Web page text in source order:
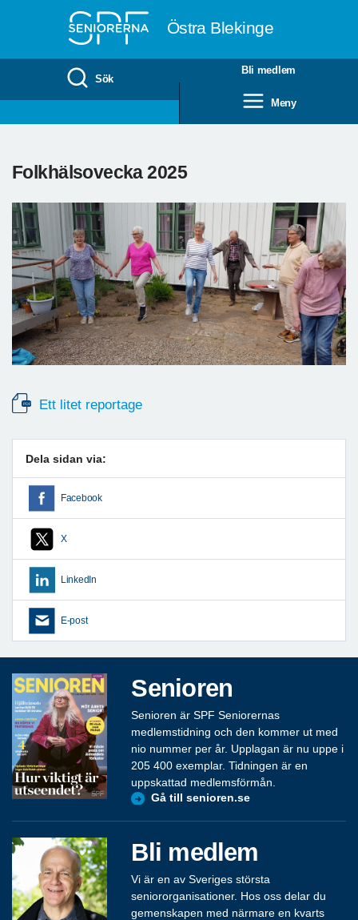
Östra Blekinge
Sök
Bli medlem
Meny
Folkhälsovecka 2025
Ett litet reportage
Dela sidan via:
Facebook
X
LinkedIn
E-post
Senioren
Senioren är SPF Seniorernas
medlemstidning och den kommer ut med
nio nummer per år. Upplagan är nu uppe i
205 400 exemplar. Tidningen är en
uppskattad medlemsförmån.
Gå till senioren.se
Bli medlem
Vi är en av Sveriges största
seniororganisationer. Hos oss delar du
gemenskapen med närmare en kvarts